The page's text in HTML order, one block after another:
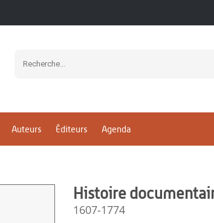
Auteurs Éditeurs Agenda
Histoire
1607-1774